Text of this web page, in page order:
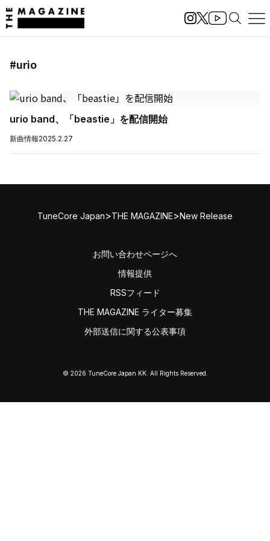
#urio
urio band、「beastie」を配信開始
新曲情報2025.2.27
TuneCore Japan>THE MAGAZINE>New Release
お問い合わせページへ
情報提供
RSSフィード
THE MAGAZINE ライター募集
外部送信に関する公表事項
© 2026 TuneCore Japan KK. All Rights Reserved.